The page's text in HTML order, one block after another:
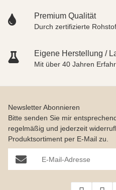
Premium Qualität
Durch zertifizierte
Eigene Herstellung /
Mit über 40 Jahren
Newsletter Abonnieren
Bitte senden Sie mir
regelmäßig und jederzeit
Produktsortiment per E-Mail zu.
E-Mail-Adresse